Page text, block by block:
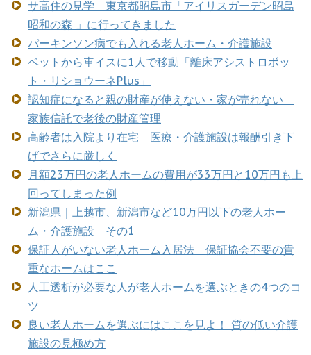
サ高住の見学 東京都昭島市「アイリスガーデン昭島
昭和の森 」に行ってきました
パーキンソン病でも入れる老人ホーム・介護施設
ベットから車イスに1人で移動「離床アシストロボッ
ト・リショウーネPlus」
認知症になると親の財産が使えない・家が売れない
家族信託で老後の財産管理
高齢者は入院より在宅 医療・介護施設は報酬引き下
げでさらに厳しく
月額23万円の老人ホームの費用が33万円と10万円も上
回ってしまった例
新潟県｜上越市、新潟市など10万円以下の老人ホー
ム・介護施設 その1
保証人がいない老人ホーム入居法 保証協会不要の貴
重なホームはここ
人工透析が必要な人が老人ホームを選ぶときの4つのコ
ツ
良い老人ホームを選ぶにはここを見よ！ 質の低い介護
施設の見極め方